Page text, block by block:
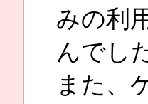
みの利
んでし
また、